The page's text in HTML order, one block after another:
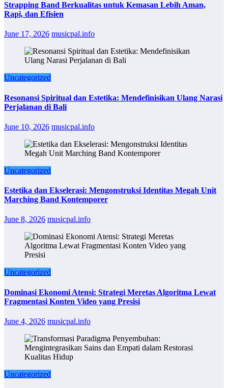
Strapping Band Berkualitas untuk Kemasan Lebih Aman,
Rapi, dan Efisien
June 17, 2026 musicpal.info
Uncategorized
Resonansi Spiritual dan Estetika: Mendefinisikan Ulang Narasi
Perjalanan di Bali
June 10, 2026 musicpal.info
Uncategorized
Estetika dan Ekselerasi: Mengonstruksi Identitas Megah Unit
Marching Band Kontemporer
June 8, 2026 musicpal.info
Uncategorized
Dominasi Ekonomi Atensi: Strategi Meretas Algoritma Lewat
Fragmentasi Konten Video yang Presisi
June 4, 2026 musicpal.info
Uncategorized